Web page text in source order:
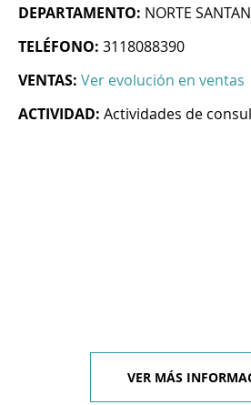
DEPARTAMENTO: NORTE
TELÉFONO: 3118088390
VENTAS: Ver evolución en ventas
ACTIVIDAD: Actividades de
VER MÁS